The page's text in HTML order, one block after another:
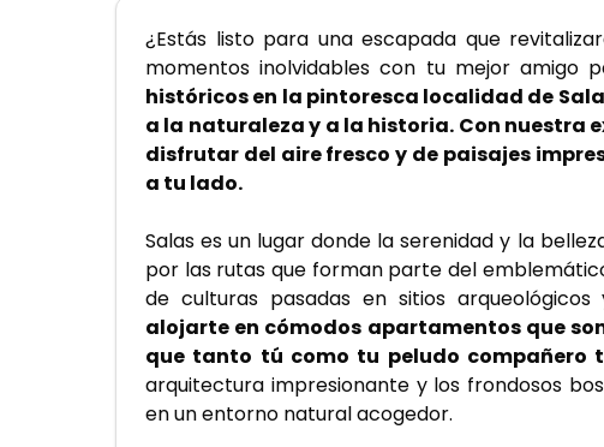
¿Estás listo para una escapada que
momentos inolvidables con tu mejor amigo
históricos en la pintoresca localidad de
a la naturaleza y a la historia. Con nuestra
disfrutar del aire fresco y de paisajes
a tu lado.
Salas es un lugar donde la serenidad y la
por las rutas que forman parte del
de culturas pasadas en sitios arqueológicos
alojarte en cómodos apartamentos que
que tanto tú como tu peludo compañero
arquitectura impresionante y los frondosos
en un entorno natural acogedor.